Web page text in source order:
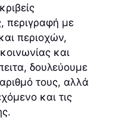
περιγραφή με
περιοχών,
και
δουλεύουμε
τους, αλλά
και τις